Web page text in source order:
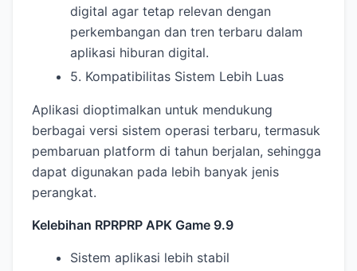
digital agar tetap relevan dengan
perkembangan dan tren terbaru dalam
aplikasi hiburan digital.
5. Kompatibilitas Sistem Lebih Luas
Aplikasi dioptimalkan untuk mendukung
berbagai versi sistem operasi terbaru, termasuk
pembaruan platform di tahun berjalan, sehingga
dapat digunakan pada lebih banyak jenis
perangkat.
Kelebihan RPRPRP APK Game 9.9
Sistem aplikasi lebih stabil